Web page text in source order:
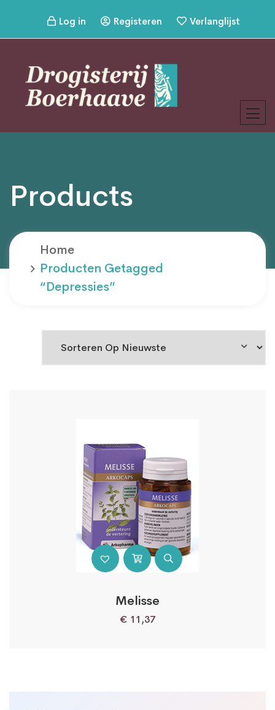
Log in Registeren Verlanglijst
Products
Home
Producten Getagged
“depressies”
Melisse
€ 11,37